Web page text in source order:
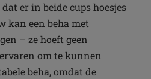
er in beide cups hoesjes
kan een beha met
– ze hoeft geen
om te kunnen
beha, omdat de